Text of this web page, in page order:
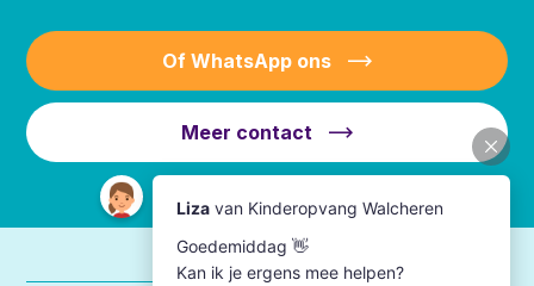
Of WhatsApp ons
Meer contact